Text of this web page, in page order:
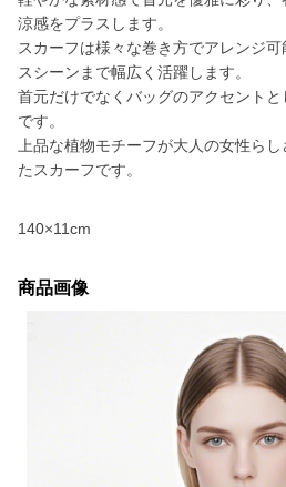
涼感をプラスします。
スカーフは様々な巻き方でアレンジ
スシーンまで幅広く活躍します。
首元だけでなくバッグのアクセント
です。
上品な植物モチーフが大人の女性ら
たスカーフです。
140×11cm
商品画像